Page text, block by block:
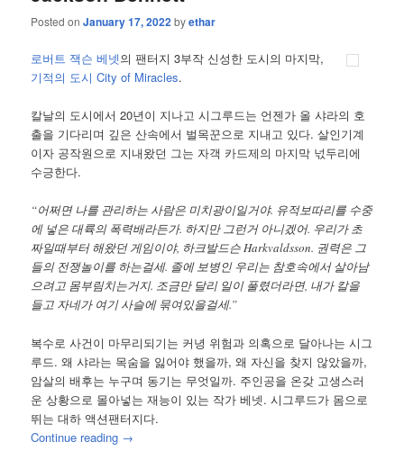
Posted onJanuary 17, 2022byethar
로버트 잭슨 베넷의 팬터지 3부작 신성한 도시의 마지막,
기적의 도시 City of Miracles.
칼날의 도시에서 20년이 지나고 시그루드는 언젠가 올 샤라의 호
출을 기다리며 깊은 산속에서 벌목꾼으로 지내고 있다. 살인기계
이자 공작원으로 지내왔던 그는 자객 카드제의 마지막 넋두리에
수긍한다.
“어쩌면 나를 관리하는 사람은 미치광이일거야. 유적보따리를 수중
에 넣은 대륙의 폭력배라든가. 하지만 그런거 아니겠어. 우리가 초
짜일때부터 해왔던 게임이야, 하크발드슨 Harkvaldsson. 권력은 그
들의 전쟁놀이를 하는걸세. 졸에 보병인 우리는 참호속에서 살아남
으려고 몸부림치는거지. 조금만 달리 일이 풀렸더라면, 내가 칼을
들고 자네가 여기 사슬에 묶여있을걸세.”
복수로 사건이 마무리되기는 커녕 위험과 의혹으로 달아나는 시그
루드. 왜 샤라는 목숨을 잃어야 했을까, 왜 자신을 찾지 않았을까,
암살의 배후는 누구며 동기는 무엇일까. 주인공을 온갖 고생스러
운 상황으로 몰아넣는 재능이 있는 작가 베넷. 시그루드가 몸으로
뛰는 대하 액션팬터지다.
Continue reading →